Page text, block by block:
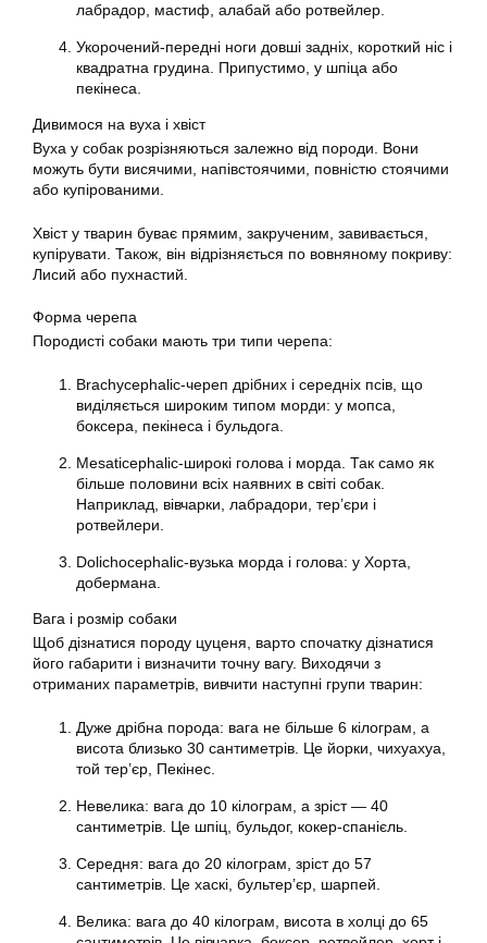
лабрадор, мастиф, алабай або ротвейлер.
Укорочений-передні ноги довші задніх, короткий ніс і
квадратна грудина. Припустимо, у шпіца або
пекінеса.
Дивимося на вуха і хвіст
Вуха у собак розрізняються залежно від породи. Вони
можуть бути висячими, напівстоячими, повністю стоячими
або купірованими.
Хвіст у тварин буває прямим, закрученим, завивається,
купірувати. Також, він відрізняється по вовняному покриву:
Лисий або пухнастий.
Форма черепа
Породисті собаки мають три типи черепа:
Brachycephalic-череп дрібних і середніх псів, що
виділяється широким типом морди: у мопса,
боксера, пекінеса і бульдога.
Меsaticephalic-широкі голова і морда. Так само як
більше половини всіх наявних в світі собак.
Наприклад, вівчарки, лабрадори, тер’єри і
ротвейлери.
Dolichocephalic-вузька морда і голова: у Хорта,
добермана.
Вага і розмір собаки
Щоб дізнатися породу цуценя, варто спочатку дізнатися
його габарити і визначити точну вагу. Виходячи з
отриманих параметрів, вивчити наступні групи тварин:
Дуже дрібна порода: вага не більше 6 кілограм, а
висота близько 30 сантиметрів. Це йорки, чихуахуа,
той тер’єр, Пекінес.
Невелика: вага до 10 кілограм, а зріст — 40
сантиметрів. Це шпіц, бульдог, кокер-спанієль.
Середня: вага до 20 кілограм, зріст до 57
сантиметрів. Це хаскі, бультер’єр, шарпей.
Велика: вага до 40 кілограм, висота в холці до 65